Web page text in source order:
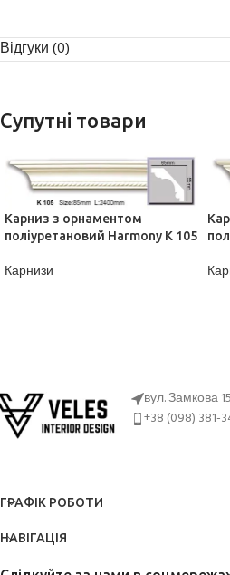
Відгуки (0)
Супутні товари
Карниз з орнаментом
поліуретановий Harmony K 105
Карнизи
вул. Замкова
+38 (098) 381-
ГРАФІК РОБОТИ
НАВІГАЦІЯ